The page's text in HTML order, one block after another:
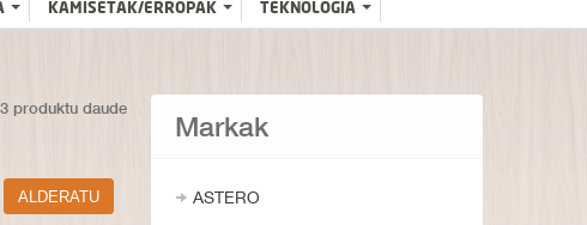
KAMISETAK/ERROPAK TEKNOLOGIA
3 produktu daude
Markak
ASTERO